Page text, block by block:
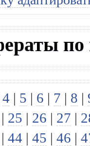
по
4 | 5 | 6 | 7 | 8 |
| 25 | 26 | 27 |
| 44 | 45 | 46 |